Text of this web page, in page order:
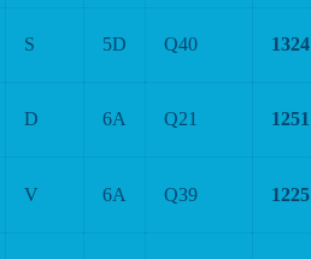
S 5D Q40 1324
D 6A Q21 1251
V 6A Q39 1225